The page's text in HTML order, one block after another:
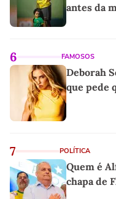
antes da
6 FAMOSOS
Deborah
que pede
7 POLÍTICA
Quem é
chapa de